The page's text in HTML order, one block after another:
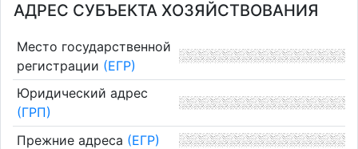
АДРЕС СУБЪЕКТА ХОЗЯЙСТВОВАНИЯ
Место государственной
регистрации (ЕГР)
Юридический адрес
(ГРП)
Прежние адреса (ЕГР)